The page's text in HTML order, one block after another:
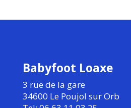
Babyfoot Loaxe
3 rue de la gare
34600 Le Poujol sur Orb